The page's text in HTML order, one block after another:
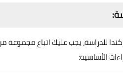
للدراسة، يجب عليك اتباع مجموعة
الأساسية: